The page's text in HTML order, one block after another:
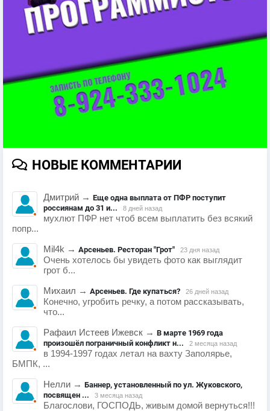
НОВЫЕ КОММЕНТАРИИ
Дмитрий → Еще одна выплата от ПФР поступит
россиянам до 31 и...
8 дней назад
мухлют ПФР нет чтоб всем выплатить без всякий
попр...
Mil4k → Арсеньев. Ресторан "Грот" 23 дня назад
Очень хотелось бы увидеть фото как выглядит
грот б...
Михаил → Арсеньев. Где купаться? 26 дней назад
Конечно, угробить речку, а потом рассказывать,
что...
Рафаил Истеев Ижевск → В марте 1969 года
произошёл пограничный конфликт н...
2 месяца назад
в 1994-1997 годах летал на вахту Заполярье,
БМПК, ...
Нелли → Баннер, установленный по ул. Жуковского,
посвящен ...
3 месяца назад
Благослови, ГОСПОДЬ, живым домой вернуться!!!